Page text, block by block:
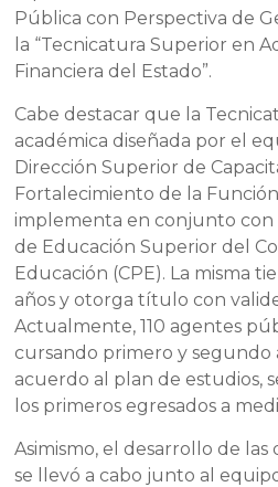
Pública con Perspectiva de
la “Tecnicatura Superior en
Financiera del Estado”.
Cabe destacar que la
académica diseñada por el
Dirección Superior de
Fortalecimiento de la
implementa en conjunto con
de Educación Superior del
Educación (CPE). La misma
años y otorga título con
Actualmente, 110 agentes
cursando primero y segundo
acuerdo al plan de estudios,
los primeros egresados a
Asimismo, el desarrollo de
se llevó a cabo junto al